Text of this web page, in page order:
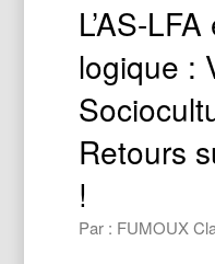
L’AS-
logique :
Retours
!
Par : FUMOUX